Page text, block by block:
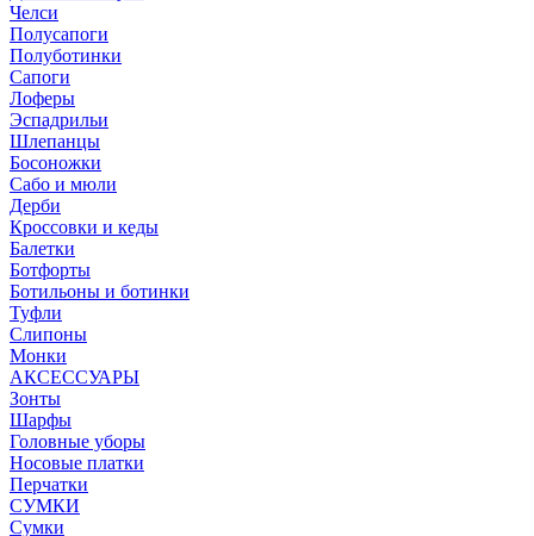
Челси
Полусапоги
Полуботинки
Сапоги
Лоферы
Эспадрильи
Шлепанцы
Босоножки
Сабо и мюли
Дерби
Кроссовки и кеды
Балетки
Ботфорты
Ботильоны и ботинки
Туфли
Слипоны
Монки
АКСЕССУАРЫ
Зонты
Шарфы
Головные уборы
Носовые платки
Перчатки
СУМКИ
Сумки